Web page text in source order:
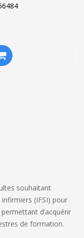
souhaitant
(IFSI) pour
d’acquérir
de formation.